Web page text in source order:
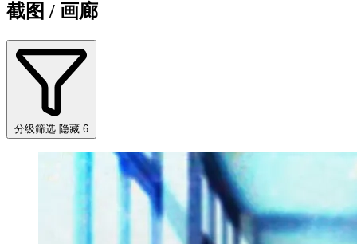
截图 / 画廊
分级筛选 隐藏 6